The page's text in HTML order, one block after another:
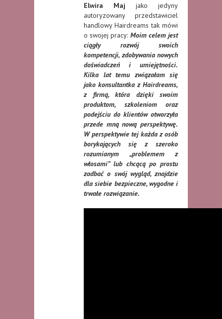
Elwira Maj jako jedyny
autoryzowany przedstawiciel
handlowy Hairdreams tak mówi
o swojej pracy: Moim celem jest
ciągły rozwój swoich
kompetencji, zdobywania nowych
doświadczeń i umiejętności.
Kilka lat temu związałam się
jako konsultantka z Hairdreams,
z firmą, która dzięki swoim
produktom, szkoleniom oraz
podejściu do klientów otworzyła
przede mną nową perspektywę.
W perspektywie tej każda z osób
borykających się z szeroko
rozumianym „problemem z
włosami” lub chcącą po prostu
zadbać o swój wygląd, znajdzie
dla siebie bezpieczne, wygodne i
trwałe rozwiązanie.